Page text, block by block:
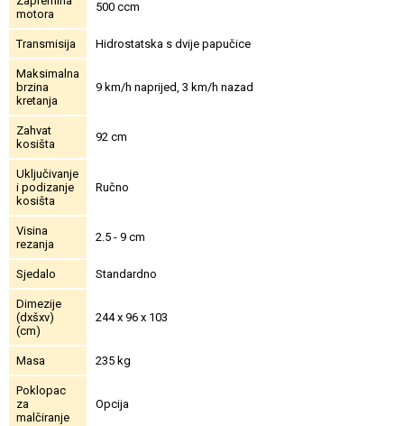
motora
500 ccm
Transmisija Hidrostatska s dvije papučice
Maksimalna
brzina
kretanja
9 km/h naprijed, 3 km/h nazad
Zahvat
kosišta
92 cm
Uključivanje
i podizanje
kosišta
Ručno
Visina
rezanja
2.5 - 9 cm
Sjedalo Standardno
Dimezije
(dxšxv)
(cm)
244 x 96 x 103
Masa 235 kg
Poklopac
za
malčiranje
Opcija